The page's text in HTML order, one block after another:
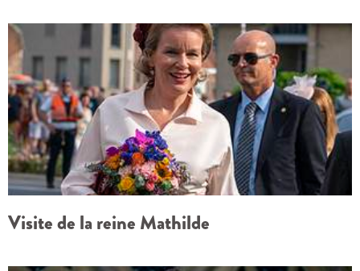
Visite de la reine Mathilde